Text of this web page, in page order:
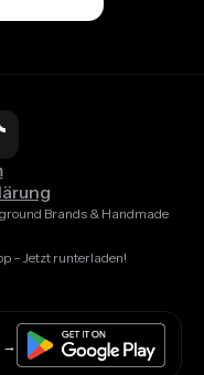
Brands & Handmade
– Jetzt runterladen!
→